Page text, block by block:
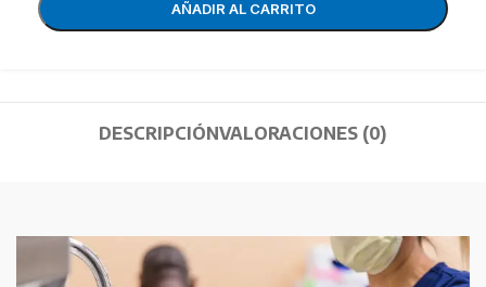
AÑADIR AL CARRITO
DESCRIPCIÓNVALORACIONES (0)